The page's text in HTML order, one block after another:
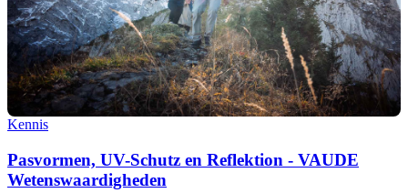
Kennis
Pasvormen, UV-Schutz en Reflektion - VAUDE
Wetenswaardigheden